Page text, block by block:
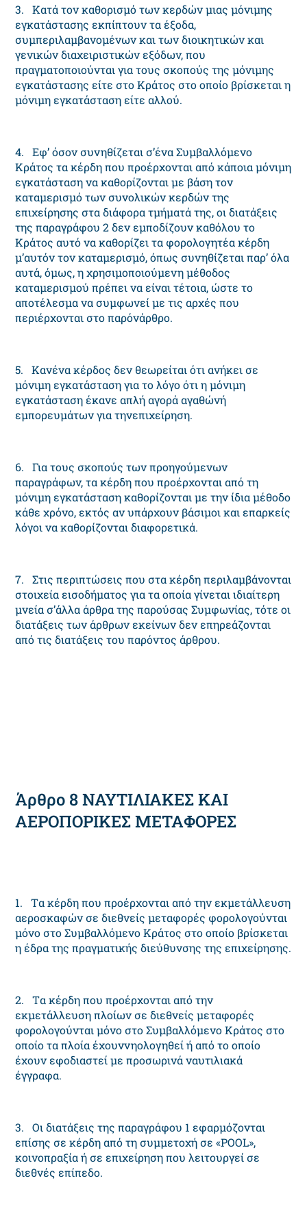
3. Kατά τον καθορισμό των κερδών μιας μόνιμης
εγκατάστασης εκπίπτουν τα έξοδα,
συμπεριλαμβανομένων και των διοικητικών και
γενικών διαχειριστικών εξόδων, που
πραγματοποιούνται για τους σκοπούς της μόνιμης
εγκατάστασης είτε στο Kράτος στο οποίο βρίσκεται η
μόνιμη εγκατάσταση είτε αλλού.
4. Eφ’ όσον συνηθίζεται σ’ένα Συμβαλλόμενο
Kράτος τα κέρδη που προέρχονται από κάποια μόνιμη
εγκατάσταση να καθορίζονται με βάση τον
καταμερισμό των συνολικών κερδών της
επιχείρησης στα διάφορα τμήματά της, οι διατάξεις
της παραγράφου 2 δεν εμποδίζουν καθόλου το
Kράτος αυτό να καθορίζει τα φορολογητέα κέρδη
μ’αυτόν τον καταμερισμό, όπως συνηθίζεται παρ’ όλα
αυτά, όμως, η χρησιμοποιούμενη μέθοδος
καταμερισμού πρέπει να είναι τέτοια, ώστε το
αποτέλεσμα να συμφωνεί με τις αρχές που
περιέρχονται στο παρόνάρθρο.
5. Kανένα κέρδος δεν θεωρείται ότι ανήκει σε
μόνιμη εγκατάσταση για το λόγο ότι η μόνιμη
εγκατάσταση έκανε απλή αγορά αγαθώνή
εμπορευμάτων για τηνεπιχείρηση.
6. Για τους σκοπούς των προηγούμενων
παραγράφων, τα κέρδη που προέρχονται από τη
μόνιμη εγκατάσταση καθορίζονται με την ίδια μέθοδο
κάθε χρόνο, εκτός αν υπάρχουν βάσιμοι και επαρκείς
λόγοι να καθορίζονται διαφορετικά.
7. Στις περιπτώσεις που στα κέρδη περιλαμβάνονται
στοιχεία εισοδήματος για τα οποία γίνεται ιδιαίτερη
μνεία σ’άλλα άρθρα της παρούσας Συμφωνίας, τότε οι
διατάξεις των άρθρων εκείνων δεν επηρεάζονται
από τις διατάξεις του παρόντος άρθρου.
Άρθρο 8 NAYTIΛIAKEΣ KAI
AEPOΠOPIKEΣ METAΦOPEΣ
1. Tα κέρδη που προέρχονται από την εκμετάλλευση
αεροσκαφών σε διεθνείς μεταφορές φορολογούνται
μόνο στο Συμβαλλόμενο Kράτος στο οποίο βρίσκεται
η έδρα της πραγματικής διεύθυνσης της επιχείρησης.
2. Tα κέρδη που προέρχονται από την
εκμετάλλευση πλοίων σε διεθνείς μεταφορές
φορολογούνται μόνο στο Συμβαλλόμενο Kράτος στο
οποίο τα πλοία έχουννηολογηθεί ή από το οποίο
έχουν εφοδιαστεί με προσωρινά ναυτιλιακά
έγγραφα.
3. Oι διατάξεις της παραγράφου 1 εφαρμόζονται
επίσης σε κέρδη από τη συμμετοχή σε «POOL»,
κοινοπραξία ή σε επιχείρηση που λειτουργεί σε
διεθνές επίπεδο.